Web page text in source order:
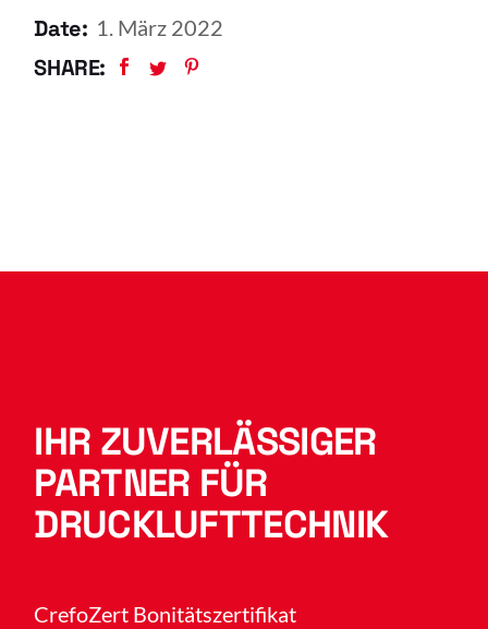
Date: 1. März 2022
SHARE:
IHR ZUVERLÄSSIGER
PARTNER FÜR
DRUCKLUFTTECHNIK
CrefoZert Bonitätszertifikat